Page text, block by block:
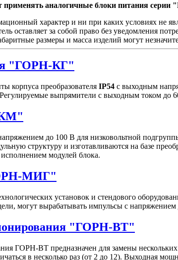
применять аналогичные блоки питания
характер и ни при каких условиях не
оставляет за собой право без уведомления
размеры и масса изделий могут
"ГОРН-КГ"
корпуса преобразователя IP54 с выходным
выпрямители с выходным током до
КМ"
до 100 В для низковольтной
структуру и изготавливаются на базе
модулей блока.
МИГ"
установок и стендового
могут вырабатывать импульсы c
"ГОРН-ВТ"
ГОРН-ВТ предназначен для замены
в несколько раз (от 2 до 12). Выходная